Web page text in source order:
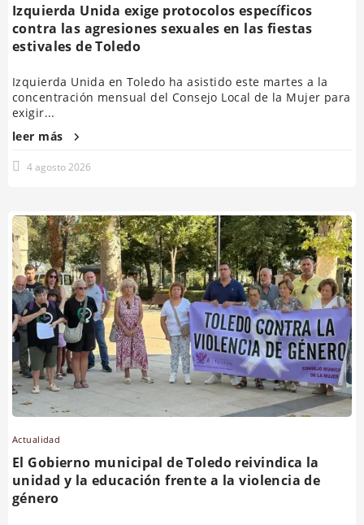
Izquierda Unida exige protocolos específicos
contra las agresiones sexuales en las fiestas
estivales de Toledo
Izquierda Unida en Toledo ha asistido este martes a la
concentración mensual del Consejo Local de la Mujer para
exigir...
leer más
4 agosto 2026
Actualidad
El Gobierno municipal de Toledo reivindica la
unidad y la educación frente a la violencia de
género